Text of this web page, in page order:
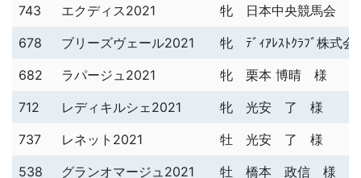
743
エクディス2021 牝
日本中央競馬会 様
678
ブリーズヴェール2021 牝
ﾃﾞｨｱﾚｽﾄｸﾗﾌﾞ株式
682
ラパージュ2021 牝
栗本 博晴 様
712
レディキルシェ2021 牝
光安 了 様
737
レネット2021 牡
光安 了 様
538
グランオマージュ2021 牡
橋本 政信 様